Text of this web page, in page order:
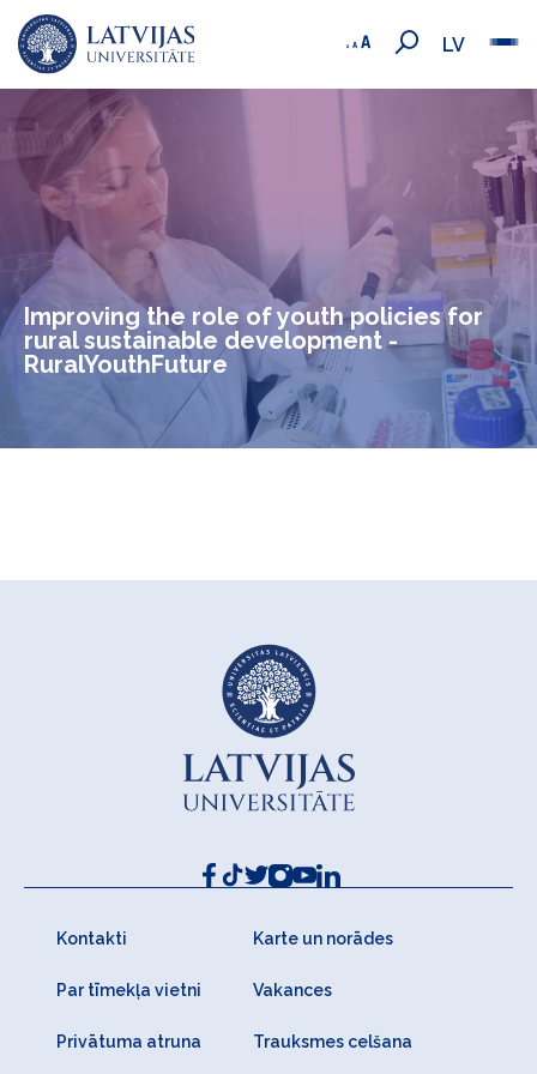
LV
Improving the role of youth policies for
rural sustainable development -
RuralYouthFuture
Kontakti Karte un norādes
Par tīmekļa vietni Vakances
Privātuma atruna Trauksmes celšana